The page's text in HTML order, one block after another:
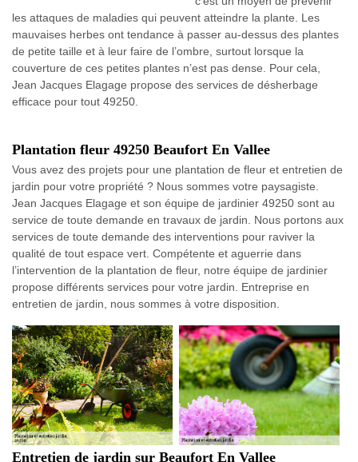
les attaques de maladies qui peuvent atteindre la plante. Les
mauvaises herbes ont tendance à passer au-dessus des plantes
de petite taille et à leur faire de l’ombre, surtout lorsque la
couverture de ces petites plantes n’est pas dense. Pour cela,
Jean Jacques Elagage propose des services de désherbage
efficace pour tout 49250.
Plantation fleur 49250 Beaufort En Vallee
Vous avez des projets pour une plantation de fleur et entretien de
jardin pour votre propriété ? Nous sommes votre paysagiste.
Jean Jacques Elagage et son équipe de jardinier 49250 sont au
service de toute demande en travaux de jardin. Nous portons aux
services de toute demande des interventions pour raviver la
qualité de tout espace vert. Compétente et aguerrie dans
l’intervention de la plantation de fleur, notre équipe de jardinier
propose différents services pour votre jardin. Entreprise en
entretien de jardin, nous sommes à votre disposition.
Entretien de jardin sur Beaufort En Vallee